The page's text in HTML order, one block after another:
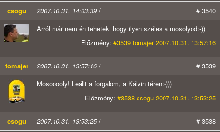
csogu 2007.10.31. 14:03:39 /
# 3540
Arról már nem én tehetek, hogy ilyen széles a mosolyod:-))
Előzmény: #3539 tomajer 2007.10.31. 13:57:16
tomajer 2007.10.31. 13:57:16/
# 3539
Mosooooly! Leállt a forgalom, a Kálvin téren:-)))
Előzmény: #3538 csogu 2007.10.31. 13:53:25
csogu 2007.10.31. 13:53:25/
# 3538